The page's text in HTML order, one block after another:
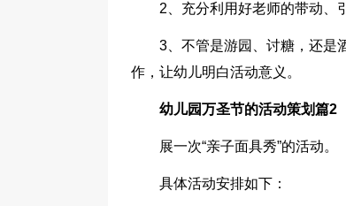
2、充分利用好老师的带动、
3、不管是游园、讨糖，还是
作，让幼儿明白活动意义。
幼儿园万圣节的活动策划篇2
展一次“亲子面具秀”的活动。
具体活动安排如下：